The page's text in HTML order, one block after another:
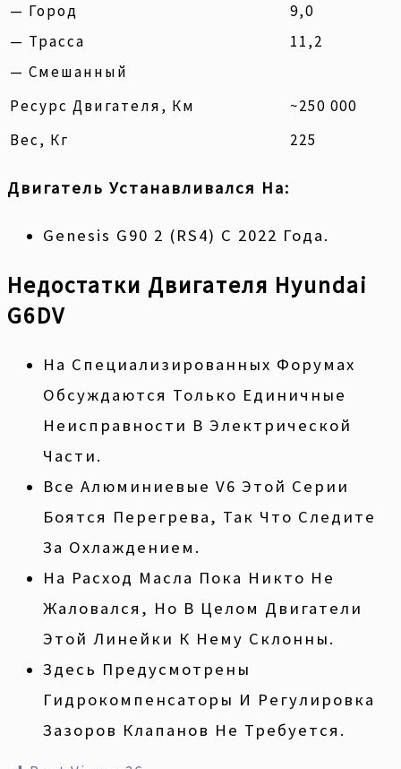
— Город
— Трасса
— Смешанный
9,0
11,2
Ресурс Двигателя, Км
~250 000
Вес, Кг
225
Двигатель Устанавливался На:
Genesis G90 2 (RS4) С 2022 Года.
Недостатки Двигателя Hyundai
G6DV
На Специализированных Форумах
Обсуждаются Только Единичные
Неисправности В Электрической
Части.
Все Алюминиевые V6 Этой Серии
Боятся Перегрева, Так Что Следите
За Охлаждением.
На Расход Масла Пока Никто Не
Жаловался, Но В Целом Двигатели
Этой Линейки К Нему Склонны.
Здесь Предусмотрены
Гидрокомпенсаторы И Регулировка
Зазоров Клапанов Не Требуется.